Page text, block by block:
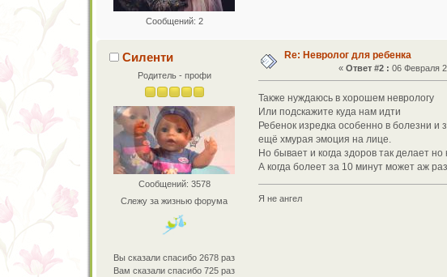
Сообщений: 2
Силенти
Родитель - профи
Сообщений: 3578
Слежу за жизнью форума
Вы сказали спасибо 2678 раз
Вам сказали спасибо 725 раз
Re: Невролог для ребенка
« Ответ #2 : 06 Февраля
Также нуждаюсь в хорошем неврологу
Или подскажите куда нам идти
Ребенок изредка особенно в болезни и
ещё хмурая эмоция на лице.
Но бывает и когда здоров так делает но
А когда болеет за 10 минут может аж
Я не ангел